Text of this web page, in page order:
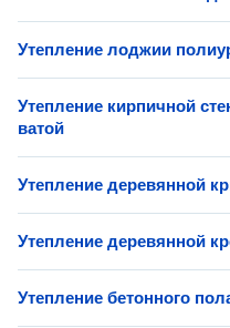
Утепление лоджии
Утепление кирпичной
ватой
Утепление деревянной
Утепление деревянной
Утепление бетонного